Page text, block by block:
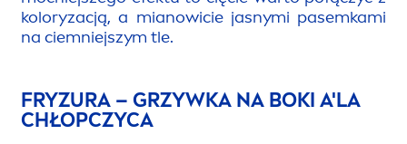
koloryzacją, a mianowicie jasnymi pasemkami
na ciemniejszym tle.
FRYZURA – GRZYWKA NA BOKI A'LA
CHŁOPCZYCA